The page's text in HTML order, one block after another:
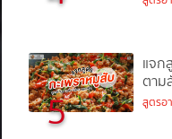
5
แจก
ตาม
สูตรอ